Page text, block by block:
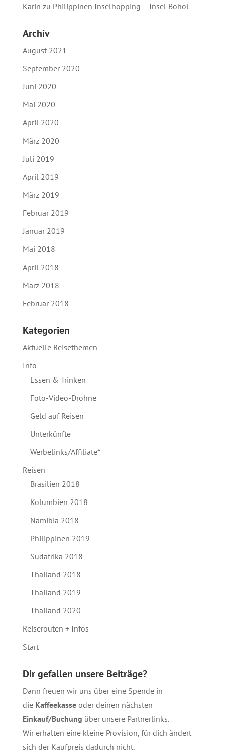
Karin zu Philippinen Inselhopping – Insel Bohol
Archiv
August 2021
September 2020
Juni 2020
Mai 2020
April 2020
März 2020
Juli 2019
April 2019
März 2019
Februar 2019
Januar 2019
Mai 2018
April 2018
März 2018
Februar 2018
Kategorien
Aktuelle Reisethemen
Info
Essen & Trinken
Foto-Video-Drohne
Geld auf Reisen
Unterkünfte
Werbelinks/Affiliate*
Reisen
Brasilien 2018
Kolumbien 2018
Namibia 2018
Philippinen 2019
Südafrika 2018
Thailand 2018
Thailand 2019
Thailand 2020
Reiserouten + Infos
Start
Dir gefallen unsere Beiträge?
Dann freuen wir uns über eine Spende in
die Kaffeekasseoder deinen nächsten
Einkauf/Buchung über unsere Partnerlinks.
Wir erhalten eine kleine Provision, für dich ändert
sich der Kaufpreis dadurch nicht.